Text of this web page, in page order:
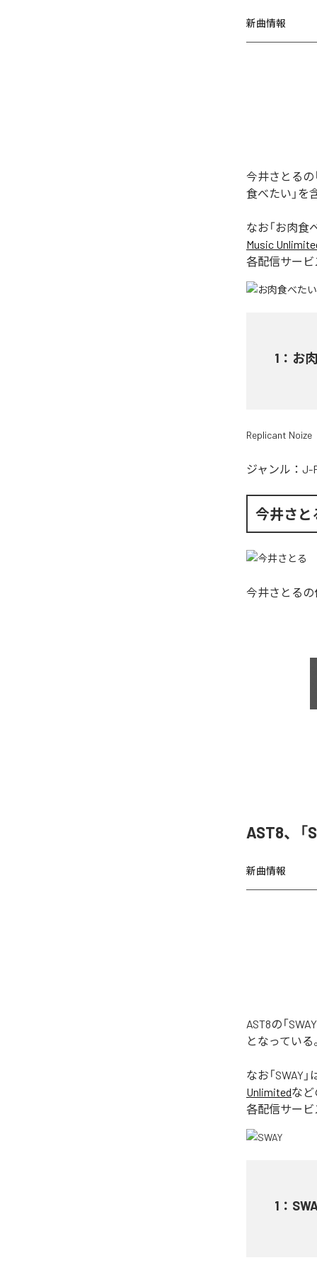
新曲情報
今井さとるの
食べたい」を
なお「お肉食
Music
各配信サービ
1 ： お
Replicant Noize
ジャンル： J-
今井さと
今井さとるの
AST8、「
新曲情報
AST8の「
となっている
なお「SWAY
Unlimitedな
各配信サービ
1 ：